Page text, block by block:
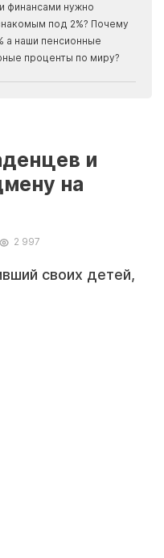
финансами нужно
под 2%? Почему
а наши пенсионные
проценты по миру?
и
на
2 997
своих детей,